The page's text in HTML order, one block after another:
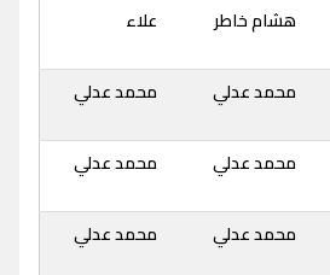
هشام خاطر علاء
محمد عدلي محمد عدلي
محمد عدلي محمد عدلي
محمد عدلي محمد عدلي